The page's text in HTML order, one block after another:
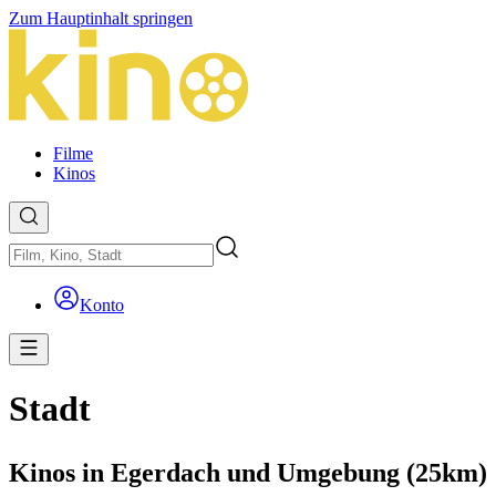
Zum Hauptinhalt springen
Filme
Kinos
Konto
Stadt
Kinos in Egerdach und Umgebung (25km)